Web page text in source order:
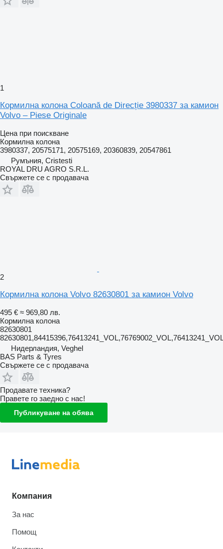
1
Кормилна колона Coloană de Direcție 3980337 за камион
Volvo – Piese Originale
Цена при поискване
Кормилна колона
3980337, 20575171, 20575169, 20360839, 20547861
Румъния, Cristesti
ROYAL DRU AGRO S.R.L.
Свържете се с продавача
2
Кормилна колона Volvo 82630801 за камион Volvo
495 € ≈ 969,80 лв.
Кормилна колона
82630801
Нидерландия, Veghel
BAS Parts & Tyres
Свържете се с продавача
Продавате техника?
Правете го заедно с нас!
Публикуване на обява
Компания
За нас
Помощ